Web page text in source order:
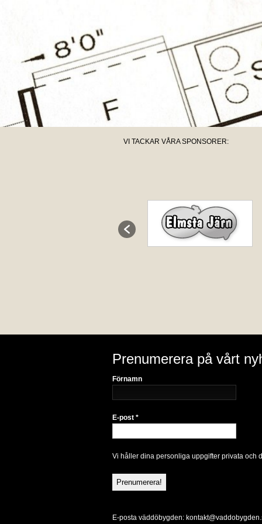
VI TACKAR VÅRA SPONSORER:
Prenumerera på vårt
Förnamn
E-post *
Vi håller dina personliga uppgifter privata och
E-posta väddöbygden: